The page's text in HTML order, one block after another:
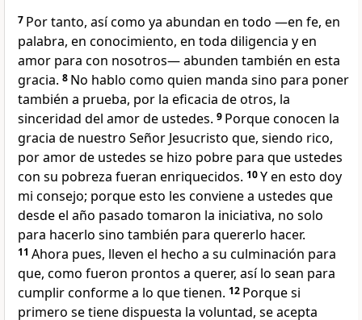
7 Por tanto, así como ya abundan en todo —en fe, en
palabra, en conocimiento, en toda diligencia y en
amor para con nosotros— abunden también en esta
gracia. 8 No hablo como quien manda sino para poner
también a prueba, por la eficacia de otros, la
sinceridad del amor de ustedes. 9 Porque conocen la
gracia de nuestro Señor Jesucristo que, siendo rico,
por amor de ustedes se hizo pobre para que ustedes
con su pobreza fueran enriquecidos. 10Y en esto doy
mi consejo; porque esto les conviene a ustedes que
desde el año pasado tomaron la iniciativa, no solo
para hacerlo sino también para quererlo hacer.
11 Ahora pues, lleven el hecho a su culminación para
que, como fueron prontos a querer, así lo sean para
cumplir conforme a lo que tienen. 12 Porque si
primero se tiene dispuesta la voluntad, se acepta